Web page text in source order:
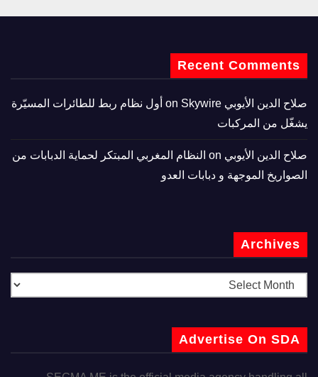
Recent Comments
صلاح الدين الأيوبي
Skywire أول نظام ربط للطائرات المسيّرة
يشغّل من المركبات
صلاح الدين الأيوبي
النظام المغربي المبتكر لحماية الدبابات من
الصواريخ الموجهة و دبابات العدو
Archives
Advertise On SDA